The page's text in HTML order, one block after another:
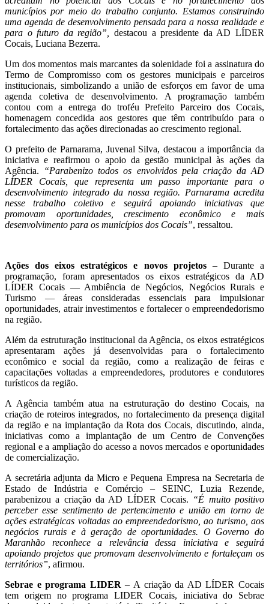
municípios por meio do trabalho conjunto. Estamos construindo
uma agenda de desenvolvimento pensada para a nossa realidade e
para o futuro da região”,
destacou a presidente da AD LÍDER
Cocais, Luciana Bezerra.
Um dos momentos mais marcantes da solenidade foi a assinatura do
Termo de Compromisso com os gestores municipais e parceiros
institucionais, simbolizando a união de esforços em favor de uma
agenda coletiva de desenvolvimento. A programação também
contou com a entrega do troféu Prefeito Parceiro dos Cocais,
homenagem concedida aos gestores que têm contribuído para o
fortalecimento das ações direcionadas ao crescimento regional.
O prefeito de Parnarama, Juvenal Silva, destacou a importância da
iniciativa e reafirmou o apoio da gestão municipal às ações da
Agência.
“Parabenizo todos os envolvidos pela criação da AD
LÍDER Cocais, que representa um passo importante para o
desenvolvimento integrado da nossa região. Parnarama acredita
nesse trabalho coletivo e seguirá apoiando iniciativas que
promovam oportunidades, crescimento econômico e mais
desenvolvimento para os municípios dos Cocais”, ressaltou.
Ações dos eixos estratégicos e novos projetos– Durante a
programação, foram apresentados os eixos estratégicos da AD
LÍDER Cocais — Ambiência de Negócios, Negócios Rurais e
Turismo — áreas consideradas essenciais para impulsionar
oportunidades, atrair investimentos e fortalecer o empreendedorismo
na região.
Além da estruturação institucional da Agência, os eixos estratégicos
apresentaram ações já desenvolvidas para o fortalecimento
econômico e social da região, como a realização de feiras e
capacitações voltadas a empreendedores, produtores e condutores
turísticos da região.
A Agência também atua na estruturação do destino Cocais, na
criação de roteiros integrados, no fortalecimento da presença digital
da região e na implantação da Rota dos Cocais, discutindo, ainda,
iniciativas como a implantação de um Centro de Convenções
regional e a ampliação do acesso a novos mercados e oportunidades
de comercialização.
A secretária adjunta da Micro e Pequena Empresa na Secretaria de
Estado de Indústria e Comércio – SEINC, Luzia Rezende,
parabenizou a criação da AD LÍDER Cocais. “É muito positivo
perceber esse sentimento de pertencimento e união em torno de
ações estratégicas voltadas ao empreendedorismo, ao turismo, aos
negócios rurais e à geração de oportunidades. O Governo do
Maranhão reconhece a relevância dessa iniciativa e seguirá
apoiando projetos que promovam desenvolvimento e fortaleçam os
territórios”, afirmou.
Sebrae e programa LIDER – A criação da AD LÍDER Cocais
tem origem no programa LIDER Cocais, iniciativa do Sebrae